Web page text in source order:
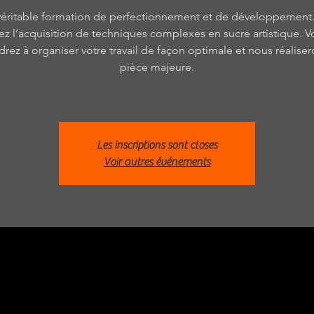
formation de perfectionnement et de
l’acquisition de techniques complexes en sucre artistique.
à organiser votre travail de façon optimale et nous
pièce majeure.
Les inscriptions sont closes
Voir autres événements